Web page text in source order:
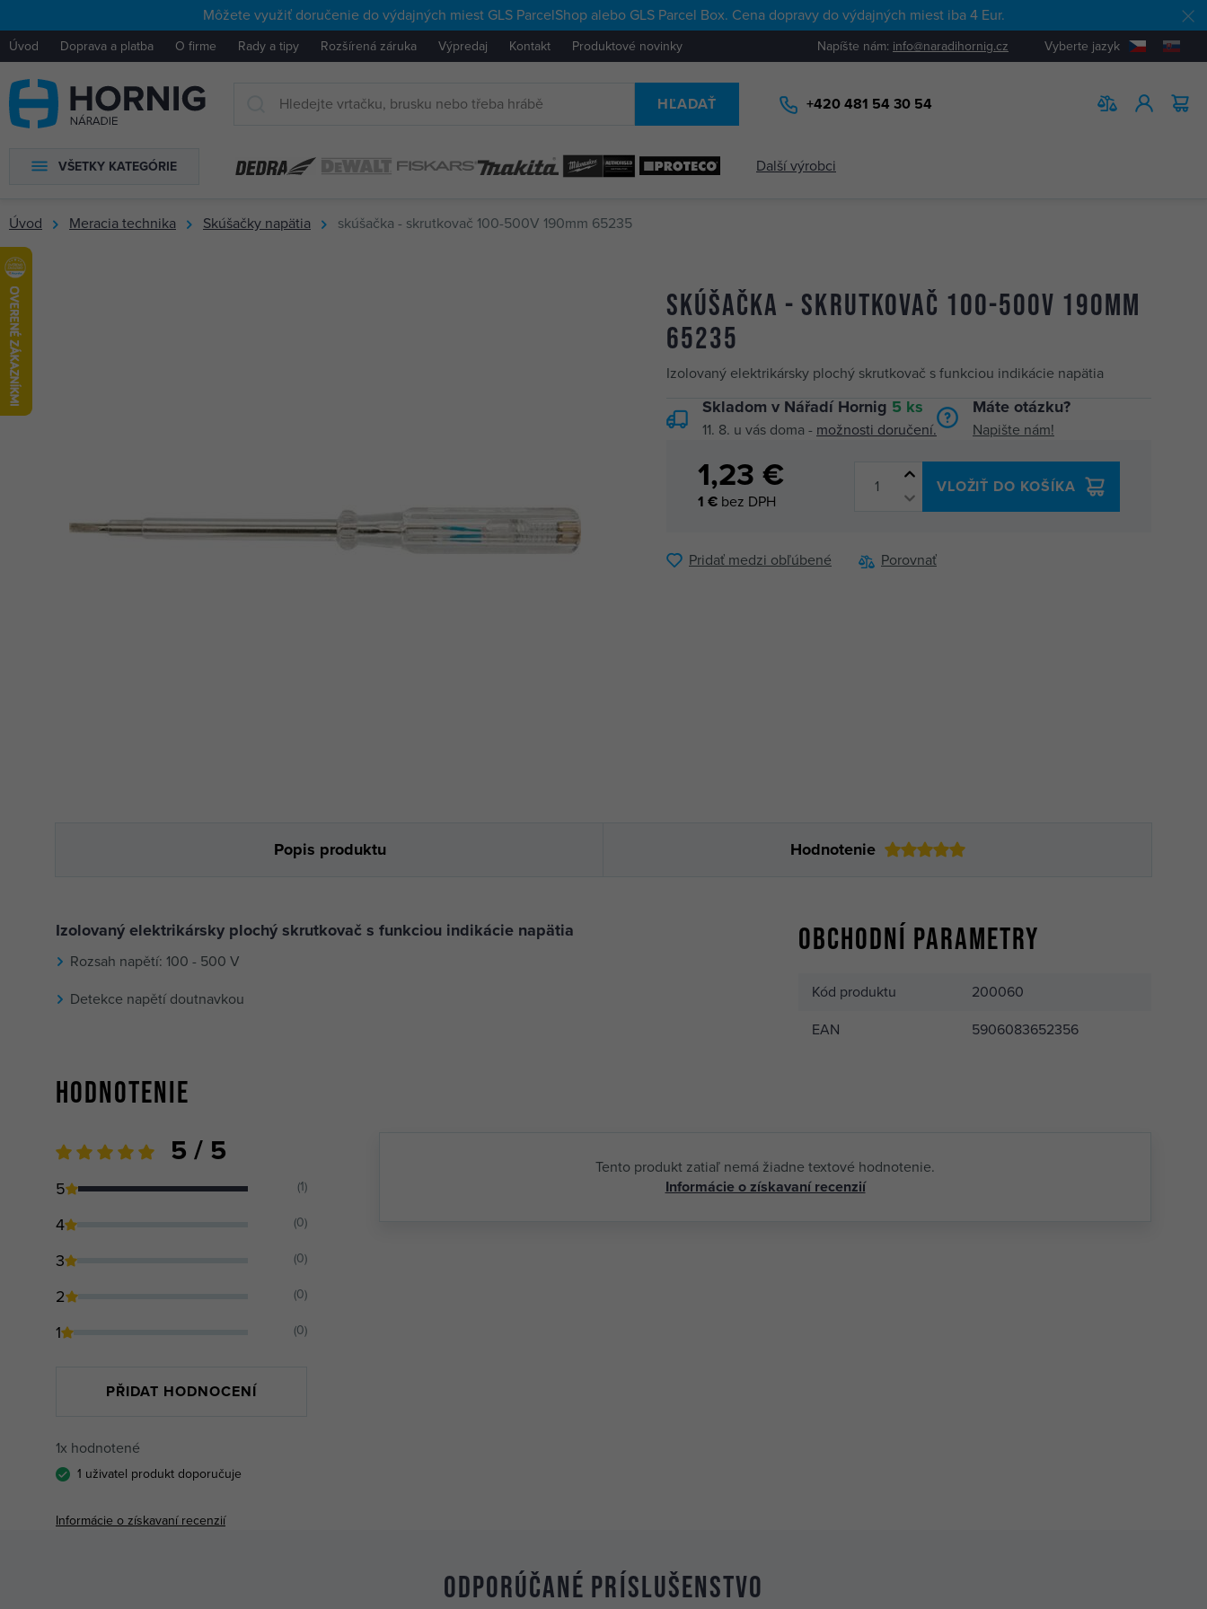
Môžete využiť doručenie do výdajných miest GLS ParcelShop alebo GLS Parcel Box. Cena dopravy do výdajných miest iba 4 Eur.
Úvod Doprava a platba O firme Rady a tipy Rozšírená záruka Výpredaj Kontakt Produktové novinky Napíšte nám: info@naradihornig.cz Vyberte jazyk
HĽADAŤ +420 481 54 30 54
VŠETKY KATEGÓRIE Další výrobci
Úvod Meracia technika Skúšačky napätia skúšačka - skrutkovač 100-500V 190mm 65235
skúšačka - skrutkovač 100-500V 190mm
65235
Izolovaný elektrikársky plochý skrutkovač s funkciou indikácie napätia
Skladom v Nářadí Hornig 5 ks
11. 8. u vás doma - možnosti doručení.
Máte otázku?
Napište nám!
1,23 €
1 € bez DPH
VLOŽIŤ DO KOŠÍKA
Pridať medzi obľúbené Porovnať
Popis produktu Hodnotenie
Izolovaný elektrikársky plochý skrutkovač s funkciou indikácie napätia
Rozsah napětí: 100 - 500 V
Detekce napětí doutnavkou
Obchodní parametry
Kód produktu 200060
EAN 5906083652356
Hodnotenie
5 / 5
5 (1)
4 (0)
3 (0)
2 (0)
1 (0)
PŘIDAT HODNOCENÍ
1x hodnotené
1 uživatel produkt doporučuje
Informácie o získavaní recenzií
Tento produkt zatiaľ nemá žiadne textové hodnotenie.
Informácie o získavaní recenzií
Odporúčané príslušenstvo